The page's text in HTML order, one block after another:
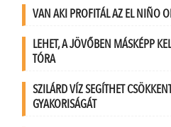
VAN AKI PROFITÁL AZ EL NIÑO
LEHET, A JÖVŐBEN MÁSKÉPP
TÓRA
SZILÁRD VÍZ SEGÍTHET
GYAKORISÁGÁT